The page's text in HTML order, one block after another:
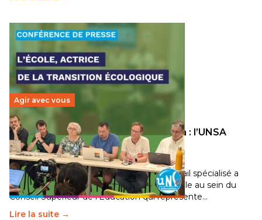
Agir avec vous
Transition écologique de l’éducation : l’UNSA
Éducation fait bouger les lignes
30 juin 2026-National
Pendant plusieurs mois, un groupe de travail spécialisé a
travaillé sur la transition écologique de l’Ecole au sein du
Conseil Supérieur de l’Éducation qui représente…
Lire la suite →